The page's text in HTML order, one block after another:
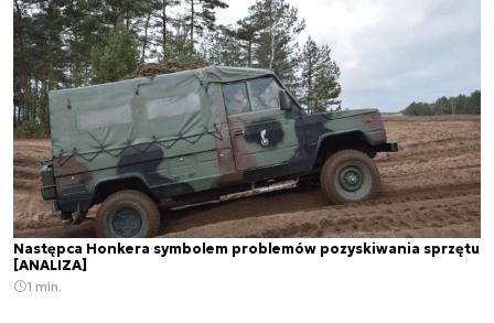
Następca Honkera symbolem problemów pozyskiwania sprzętu
[ANALIZA]
1 min.